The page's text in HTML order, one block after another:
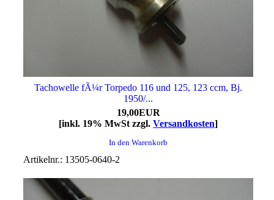
Tachowelle fÃ¼r Torpedo 116 und 125, 123 ccm, Bj.
1950/...
19,00EUR
[inkl. 19% MwSt zzgl. Versandkosten]
In den Warenkorb
Artikelnr.: 13505-0640-2